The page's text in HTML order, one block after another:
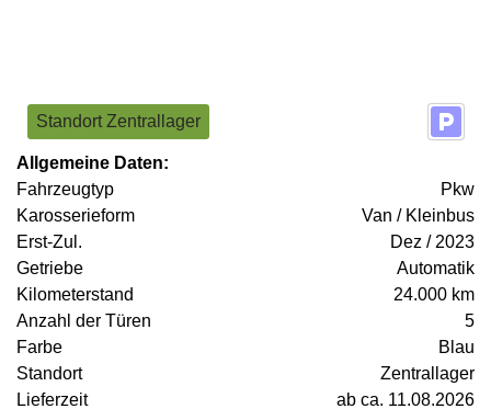
Standort Zentrallager
Allgemeine Daten:
Fahrzeugtyp
Pkw
Karosserieform
Van / Kleinbus
Erst-Zul.
Dez / 2023
Getriebe
Automatik
Kilometerstand
24.000 km
Anzahl der Türen
5
Farbe
Blau
Standort
Zentrallager
Lieferzeit
ab ca. 11.08.2026